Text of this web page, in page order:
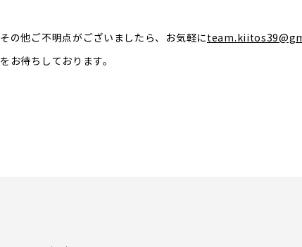
その他ご不明点がございましたら、お気軽に
をお待ちしております。